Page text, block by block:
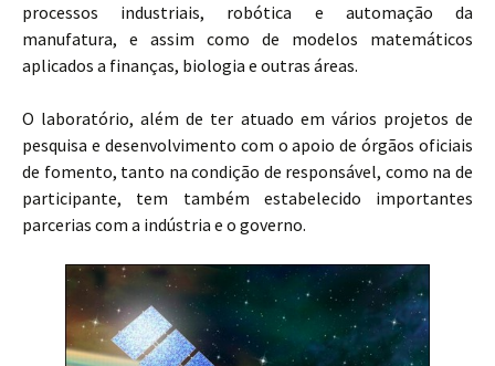
processos industriais, robótica e automação da
manufatura, e assim como de modelos matemáticos
aplicados a finanças, biologia e outras áreas.
O laboratório, além de ter atuado em vários projetos de
pesquisa e desenvolvimento com o apoio de órgãos oficiais
de fomento, tanto na condição de responsável, como na de
participante, tem também estabelecido importantes
parcerias com a indústria e o governo.